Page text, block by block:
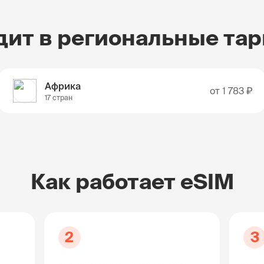
в региональные
Африка
17 стран
от 1 783 ₽
Как работает eSIM
2 3